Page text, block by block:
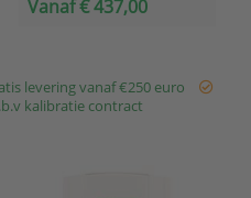
display
Vanaf € 437,00
levering vanaf €250 euro
kalibratie contract